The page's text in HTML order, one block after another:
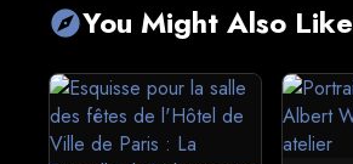
exploreYou Might Also Like